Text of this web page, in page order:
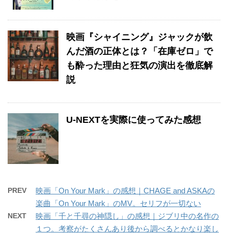
映画『シャイニング』ジャックが飲
んだ酒の正体とは？「在庫ゼロ」で
も酔った理由と狂気の演出を徹底解
説
U-NEXTを実際に使ってみた感想
PREV
映画「On Your Mark」の感想｜CHAGE and ASKAの
楽曲「On Your Mark」のMV。セリフが一切ない
NEXT
映画「千と千尋の神隠し」の感想｜ジブリ中の名作の
１つ。考察がたくさんあり後から調べるとかなり楽し